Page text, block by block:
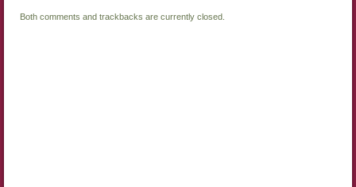
Both comments and trackbacks are currently closed.